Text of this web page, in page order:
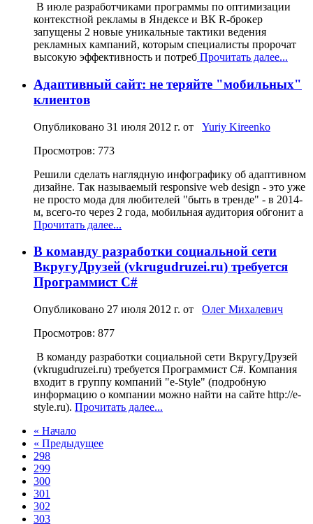
В июле разработчиками программы по оптимизации
контекстной рекламы в Яндексе и ВК R-брокер
запущены 2 новые уникальные тактики ведения
рекламных кампаний, которым специалисты пророчат
высокую эффективность и потреб Прочитать далее...
Адаптивный сайт: не теряйте "мобильных"
клиентов
Опубликовано 31 июля 2012 г. от Yuriy Kireenko
Просмотров: 773
Решили сделать наглядную инфографику об адаптивном
дизайне. Так называемый responsive web design - это уже
не просто мода для любителей "быть в тренде" - в 2014-
м, всего-то через 2 года, мобильная аудитория обгонит а
Прочитать далее...
В команду разработки социальной сети
ВкругуДрузей (vkrugudruzei.ru) требуется
Программист С#
Опубликовано 27 июля 2012 г. от Олег Михалевич
Просмотров: 877
В команду разработки социальной сети ВкругуДрузей
(vkrugudruzei.ru) требуется Программист С#. Компания
входит в группу компаний "e-Style" (подробную
информацию о компании можно найти на сайте http://e-
style.ru). Прочитать далее...
« Начало
« Предыдущее
298
299
300
301
302
303